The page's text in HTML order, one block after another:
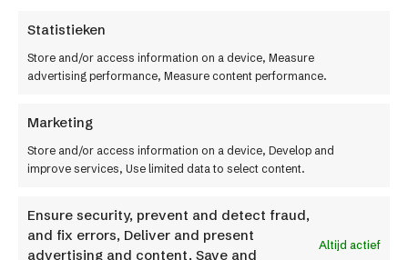
Statistieken
Store and/or access information on a device, Measure
advertising performance, Measure content performance.
Marketing
Store and/or access information on a device, Develop and
improve services, Use limited data to select content.
Ensure security, prevent and detect fraud,
and fix errors, Deliver and present
advertising and content, Save and
Altijd actief
7418 ET Deventer
0570 609941
Menu
ShopMaster
Pakketten en prijzen